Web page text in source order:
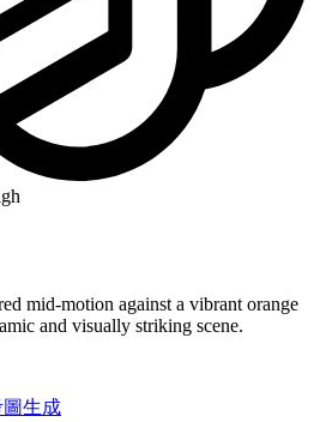
mid-motion against a vibrant orange
and visually striking scene.
生成